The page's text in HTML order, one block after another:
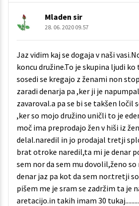
Mladen sir
28. 06. 2020 09.57
Jaz vidim kaj se dogaja v naši
koncu družine.To je skupina ljudi
sosedi se kregajo z ženami non
zaradi denarja pa ,ker ji je
zavaroval.a pa se bi se takšen ločil
,ker so mojo družino uničli to je
moč ima preprodajo žen v hiši iz
delal.naredil in jo prodajal tretji
brat otroke naredil,ta mi je denar
sem nor da sem mu dovolil,ženo
denar jaz pa kot da sem nor.tretji
pišem me je sram se zadržim ta je
aretacijo.in takih imam 30